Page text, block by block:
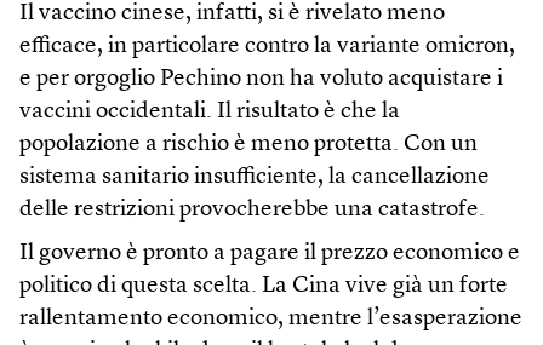
Il vaccino cinese, infatti, si è rivelato meno
efficace, in particolare contro la variante omicron,
e per orgoglio Pechino non ha voluto acquistare i
vaccini occidentali. Il risultato è che la
popolazione a rischio è meno protetta. Con un
sistema sanitario insufficiente, la cancellazione
delle restrizioni provocherebbe una catastrofe.
Il governo è pronto a pagare il prezzo economico e
politico di questa scelta. La Cina vive già un forte
rallentamento economico, mentre l’esasperazione